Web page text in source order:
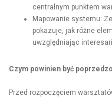
centralnym punktem
Mapowanie systemu:
pokazuje, jak różne
uwzględniając
Czym powinien być
Przed rozpoczęciem